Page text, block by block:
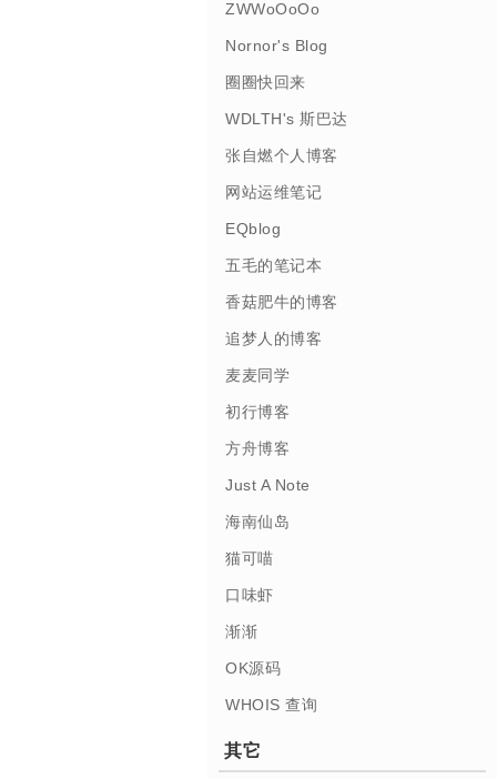
ZWWoOoOo
Nornor's Blog
圈圈快回来
WDLTH's 斯巴达
张自燃个人博客
网站运维笔记
EQblog
五毛的笔记本
香菇肥牛的博客
追梦人的博客
麦麦同学
初行博客
方舟博客
Just A Note
海南仙岛
猫可喵
口味虾
渐渐
OK源码
WHOIS 查询
其它